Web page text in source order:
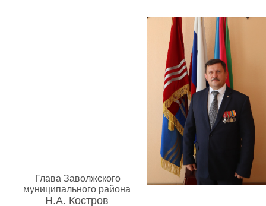
Глава Заволжского
муниципального района
Н.А. Костров